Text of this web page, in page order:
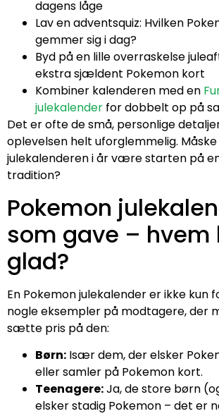
dagens låge
Lav en adventsquiz: Hvilken
gemmer sig i dag?
Byd på en lille overraskelse
ekstra sjældent Pokemon kort
Kombiner kalenderen med en
julekalender for dobbelt op på
Det er ofte de små, personlige
oplevelsen helt uforglemmelig.
julekalenderen i år være starten på
tradition?
Pokemon
som gave – hvem
glad?
En Pokemon julekalender er ikke kun
nogle eksempler på modtagere, der
sætte pris på den:
Børn: Især dem, der elsker
eller samler på Pokemon kort.
Teenagere:Ja, de store børn
elsker stadig Pokemon – det er